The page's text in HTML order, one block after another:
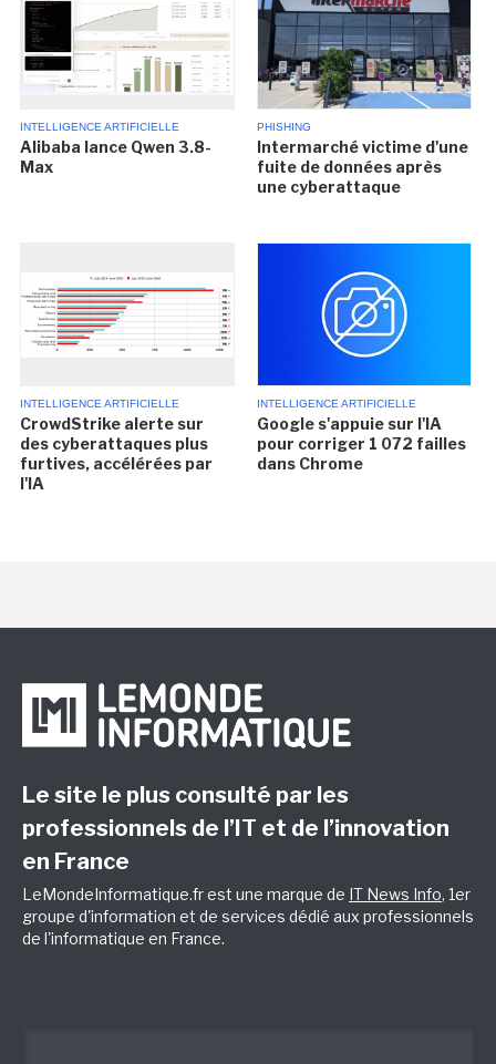
INTELLIGENCE ARTIFICIELLE
Alibaba lance Qwen 3.8-
Max
PHISHING
Intermarché victime d'une
fuite de données après
une cyberattaque
INTELLIGENCE ARTIFICIELLE
CrowdStrike alerte sur
des cyberattaques plus
furtives, accélérées par
l'IA
INTELLIGENCE ARTIFICIELLE
Google s'appuie sur l'IA
pour corriger 1 072 failles
dans Chrome
Le site le plus consulté par les
professionnels de l’IT et de l’innovation
en France
LeMondeInformatique.fr est une marque de IT News Info, 1er
groupe d'information et de services dédié aux professionnels
de l'informatique en France.